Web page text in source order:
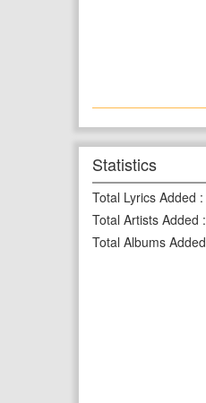
Statistics
Total Lyrics Added :
Total Artists Added :
Total Albums Added